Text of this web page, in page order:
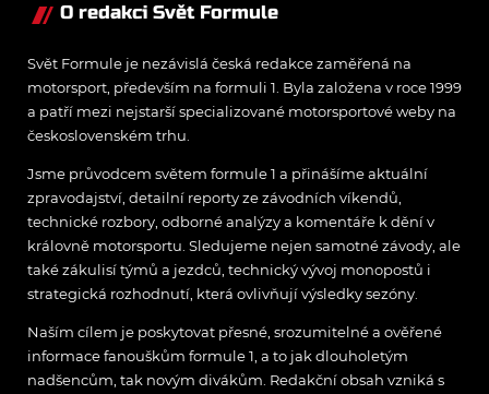
O redakci Svět Formule
Svět Formule je nezávislá česká redakce zaměřená na
motorsport, především na formuli 1. Byla založena v roce 1999
a patří mezi nejstarší specializované motorsportové weby na
československém trhu.
Jsme průvodcem světem formule 1 a přinášíme aktuální
zpravodajství, detailní reporty ze závodních víkendů,
technické rozbory, odborné analýzy a komentáře k dění v
královně motorsportu. Sledujeme nejen samotné závody, ale
také zákulisí týmů a jezdců, technický vývoj monopostů i
strategická rozhodnutí, která ovlivňují výsledky sezóny.
Naším cílem je poskytovat přesné, srozumitelné a ověřené
informace fanouškům formule 1, a to jak dlouholetým
nadšencům, tak novým divákům. Redakční obsah vzniká s